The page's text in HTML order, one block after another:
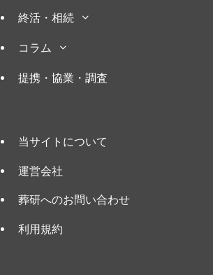
終活・相続
コラム
提携・協業・調査
当サイトについて
運営会社
葬研へのお問い合わせ
利用規約